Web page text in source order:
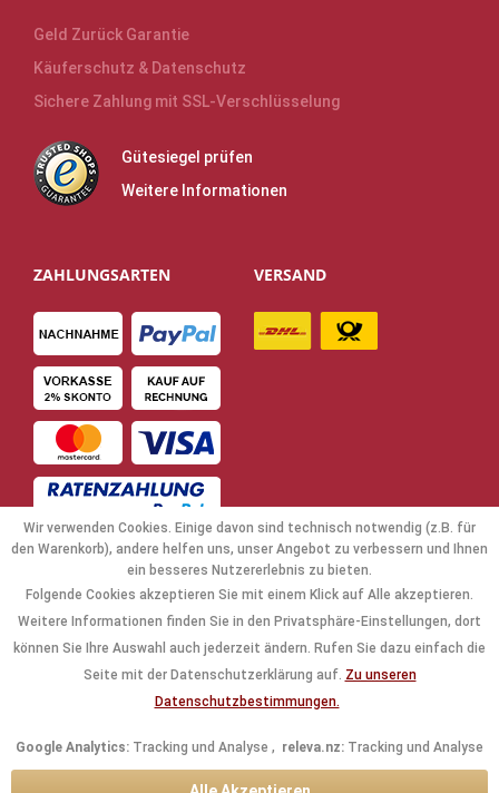
Geld Zurück Garantie
Käuferschutz & Datenschutz
Sichere Zahlung mit SSL-Verschlüsselung
Gütesiegel prüfen
Weitere Informationen
ZAHLUNGSARTEN VERSAND
NAVIGATION
INFORMATIONEN
Wir verwenden Cookies. Einige davon sind technisch notwendig (z.B. für
den Warenkorb), andere helfen uns, unser Angebot zu verbessern und Ihnen
ein besseres Nutzererlebnis zu bieten.
Folgende Cookies akzeptieren Sie mit einem Klick auf Alle akzeptieren.
Weitere Informationen finden Sie in den Privatsphäre-Einstellungen, dort
können Sie Ihre Auswahl auch jederzeit ändern. Rufen Sie dazu einfach die
Seite mit der Datenschutzerklärung auf. Zu unseren
Datenschutzbestimmungen.
Google Analytics: Tracking und Analyse , releva.nz: Tracking und Analyse